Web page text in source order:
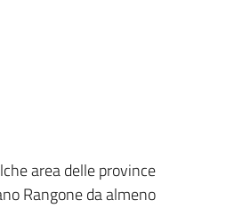
area delle province
Rangone da almeno